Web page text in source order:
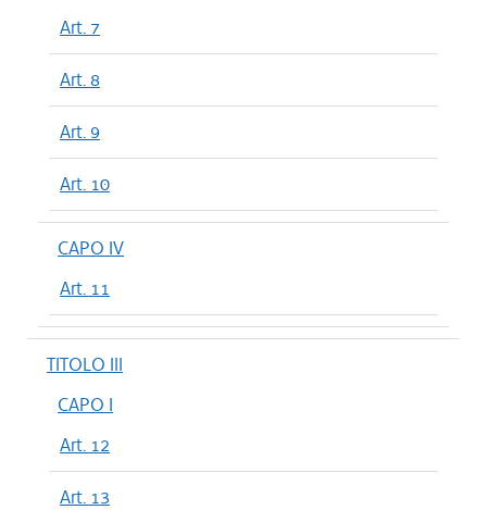
Art. 7
Art. 8
Art. 9
Art. 10
CAPO IV
Art. 11
TITOLO III
CAPO I
Art. 12
Art. 13